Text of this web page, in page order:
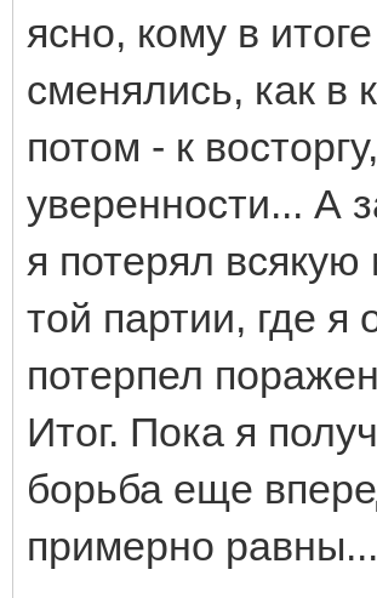
ясно, кому в
сменялись, как в
потом - к
уверенности... А
я потерял
той партии, где я
потерпел
Итог. Пока я
борьба еще
примерно равны...